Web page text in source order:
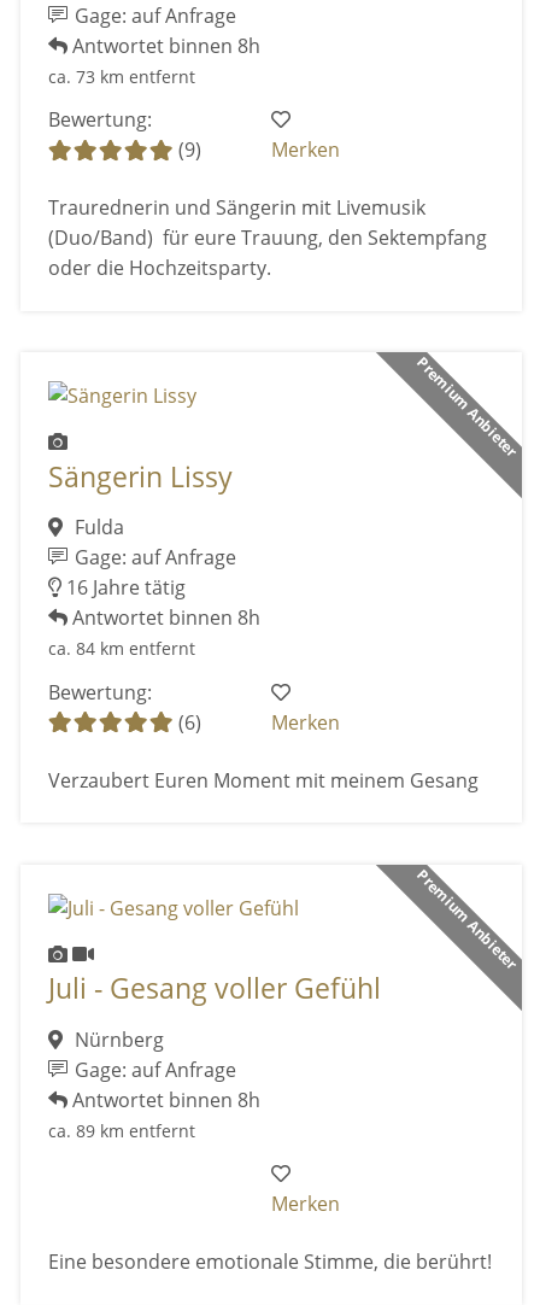
Gage: auf Anfrage
Antwortet binnen 8h
ca. 73 km entfernt
Bewertung:
(9)
Merken
Traurednerin und Sängerin mit Livemusik
(Duo/Band) für eure Trauung, den Sektempfang
oder die Hochzeitsparty.
Premium Anbieter
Sängerin Lissy
Fulda
Gage: auf Anfrage
16 Jahre tätig
Antwortet binnen 8h
ca. 84 km entfernt
Bewertung:
(6)
Merken
Verzaubert Euren Moment mit meinem Gesang
Premium Anbieter
Juli - Gesang voller Gefühl
Nürnberg
Gage: auf Anfrage
Antwortet binnen 8h
ca. 89 km entfernt
Merken
Eine besondere emotionale Stimme, die berührt!